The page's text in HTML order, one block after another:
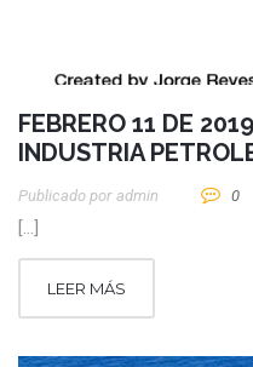
FEBRERO 11 DE
INDUSTRIA
Publicado por Admin 0
[…]
LEER MÁS